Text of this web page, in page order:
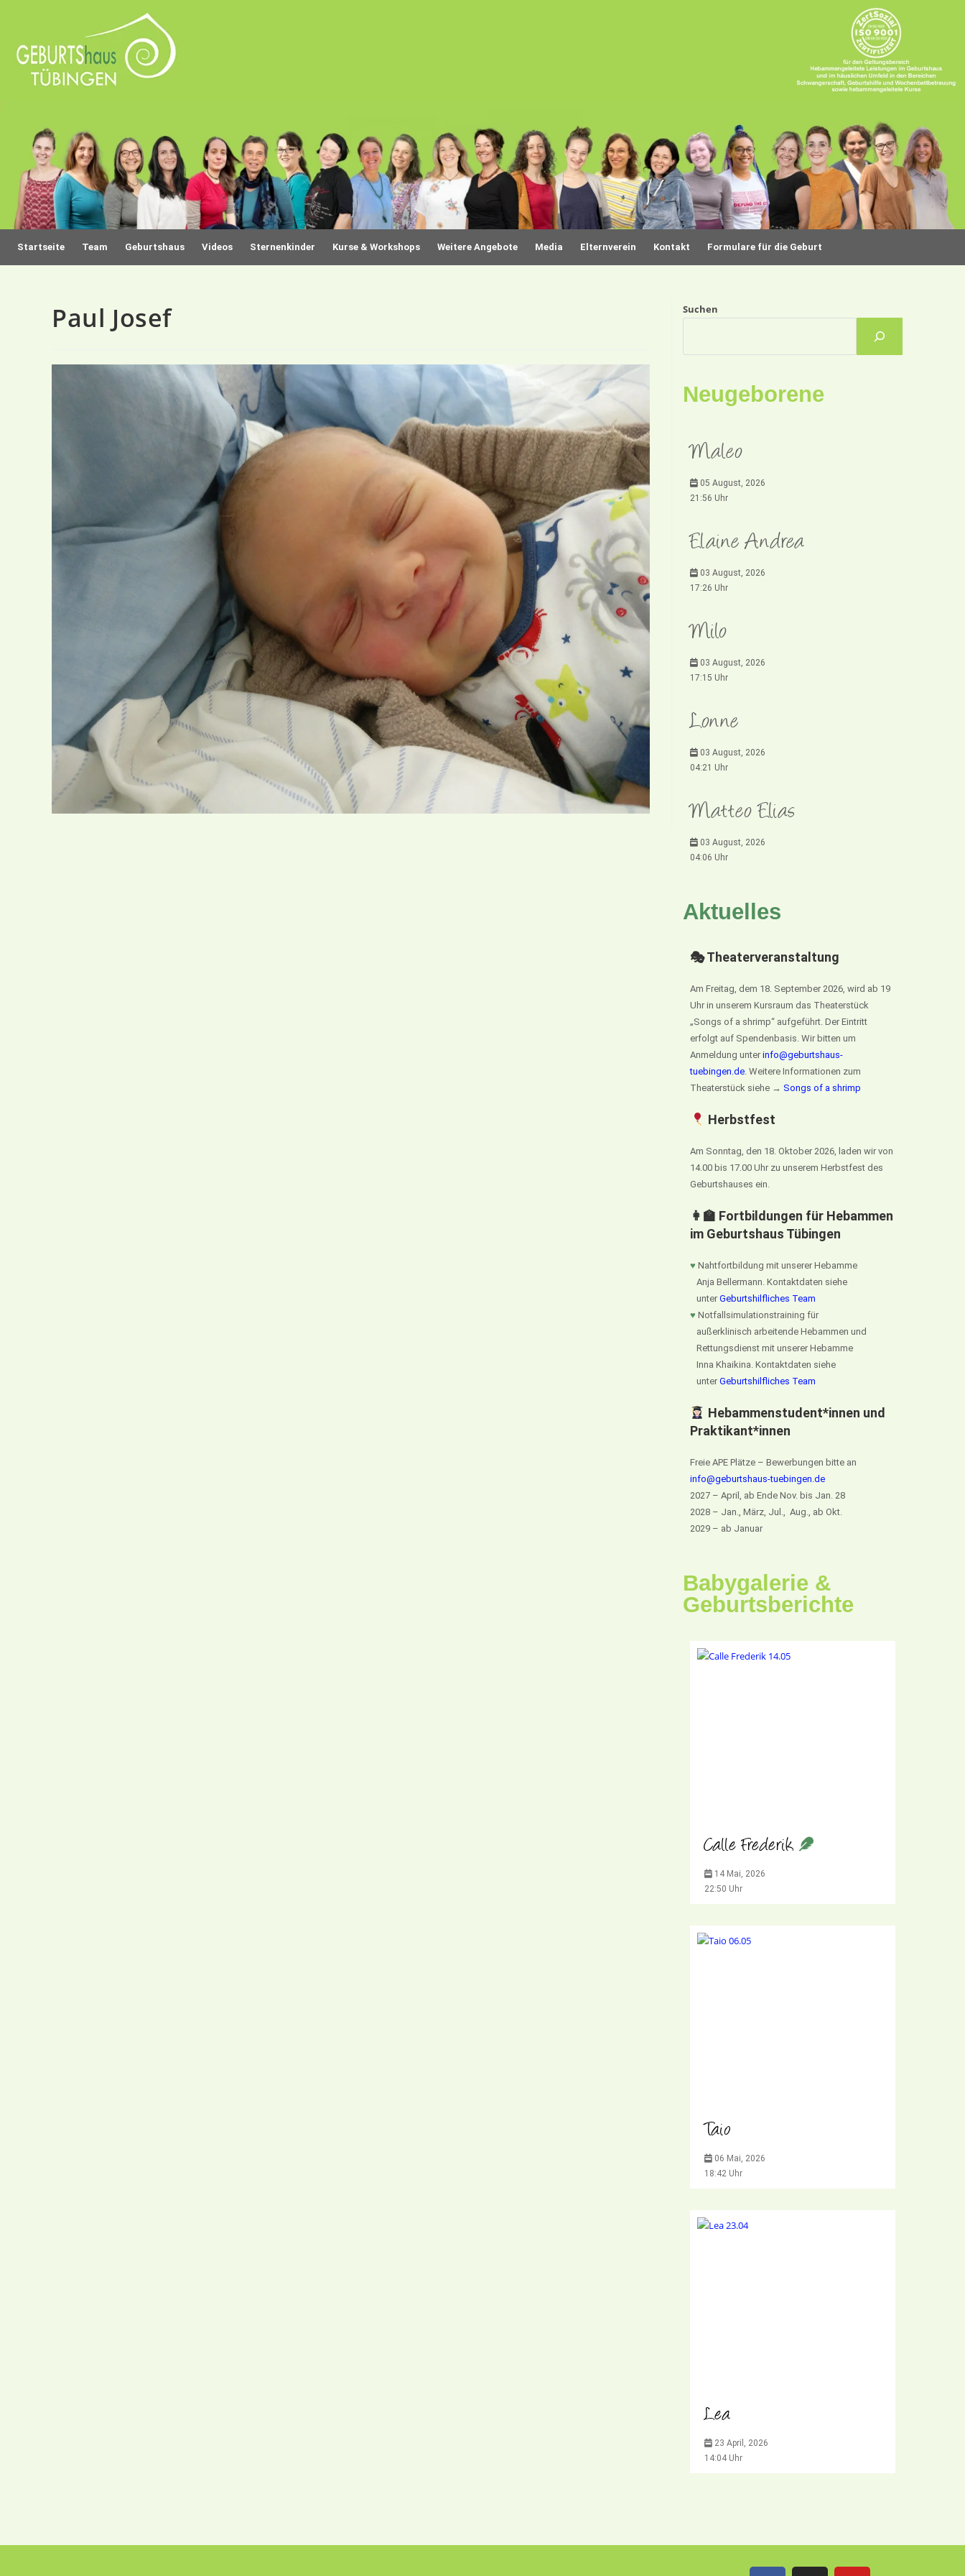
Startseite Team Geburtshaus Videos Sternenkinder Kurse & Workshops Weitere Angebote Media Elternverein Kontakt Formulare für die Geburt
Paul Josef Suchen
Neugeborene
Maleo
05 August, 2026
21:56 Uhr
Elaine Andrea
03 August, 2026
17:26 Uhr
Milo
03 August, 2026
17:15 Uhr
Lonne
03 August, 2026
04:21 Uhr
Matteo Elias
03 August, 2026
04:06 Uhr
Aktuelles
🎭 Theaterveranstaltung
Am Freitag, dem 18. September 2026, wird ab 19
Uhr in unserem Kursraum das Theaterstück
„Songs of a shrimp“ aufgeführt. Der Eintritt
erfolgt auf Spendenbasis. Wir bitten um
Anmeldung unter info@geburtshaus-
tuebingen.de. Weitere Informationen zum
Theaterstück siehe → Songs of a shrimp
Herbstfest
Am Sonntag, den 18. Oktober 2026, laden wir von
14.00 bis 17.00 Uhr zu unserem Herbstfest des
Geburtshauses ein.
👩‍🏫 Fortbildungen für Hebammen
im Geburtshaus Tübingen
♥ Nahtfortbildung mit unserer Hebamme
Anja Bellermann. Kontaktdaten siehe
unter Geburtshilfliches Team
♥ Notfallsimulationstraining für
außerklinisch arbeitende Hebammen und
Rettungsdienst mit unserer Hebamme
Inna Khaikina. Kontaktdaten siehe
unter Geburtshilfliches Team
Hebammenstudent*innen und
Praktikant*innen
Freie APE Plätze – Bewerbungen bitte an
info@geburtshaus-tuebingen.de
2027 – April, ab Ende Nov. bis Jan. 28
2028 – Jan., März, Jul., Aug., ab Okt.
2029 – ab Januar
Babygalerie &
Geburtsberichte
Calle Frederik
14 Mai, 2026
22:50 Uhr
Taio
06 Mai, 2026
18:42 Uhr
Lea
23 April, 2026
14:04 Uhr